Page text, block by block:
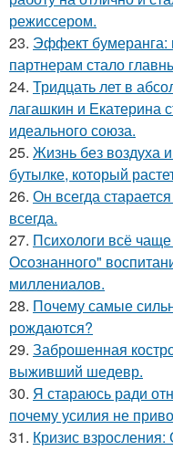
режиссером.
23. Эффект
партнерам стало
24. Тридцать лет в
лагашкин и Екатерина
идеального союза.
25. Жизнь без воздуха
бутылке, который
26. Он всегда
всегда.
27. Психологи всё
Осознанного"
миллениалов.
28. Почему самые
рождаются?
29. Заброшенная
выживший шедевр.
30. Я стараюсь ради
почему усилия не
31. Кризис